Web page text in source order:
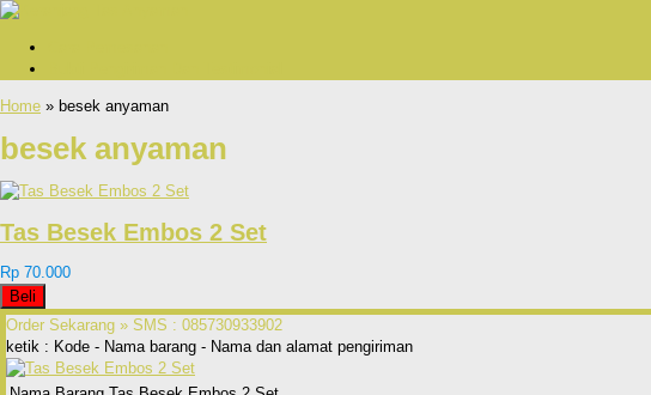
Home » besek anyaman
besek anyaman
Tas Besek Embos 2 Set
Rp 70.000
Beli
Order Sekarang » SMS : 085730933902
ketik : Kode - Nama barang - Nama dan alamat pengiriman